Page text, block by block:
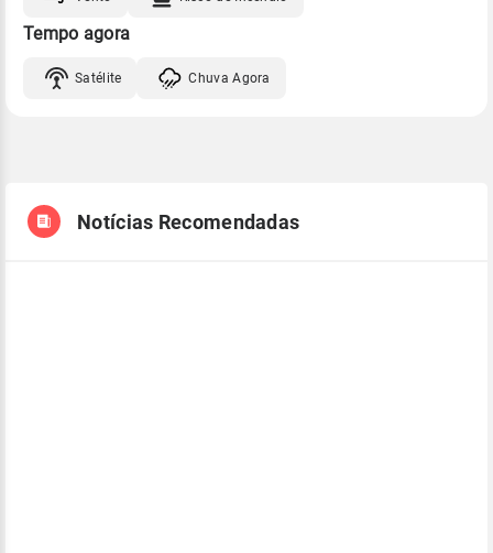
Tempo agora
Satélite Chuva Agora
Notícias Recomendadas